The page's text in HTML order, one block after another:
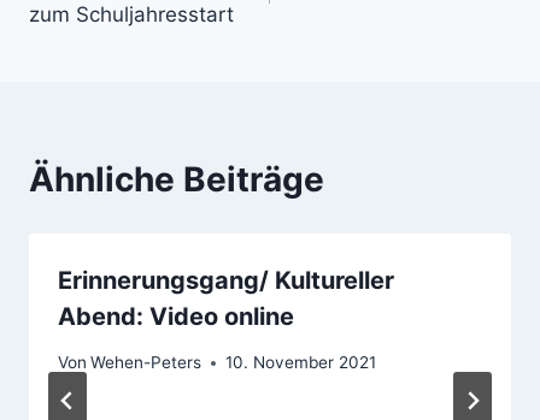
zum Schuljahresstart
Ähnliche Beiträge
Erinnerungsgang/ Kultureller
Abend: Video online
Von Wehen-Peters 10. November 2021